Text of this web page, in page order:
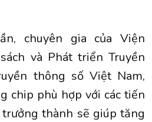
chuyên gia của Viện
và Phát triển Truyền
thông số Việt Nam,
chip phù hợp với các tiến
thành sẽ giúp tăng